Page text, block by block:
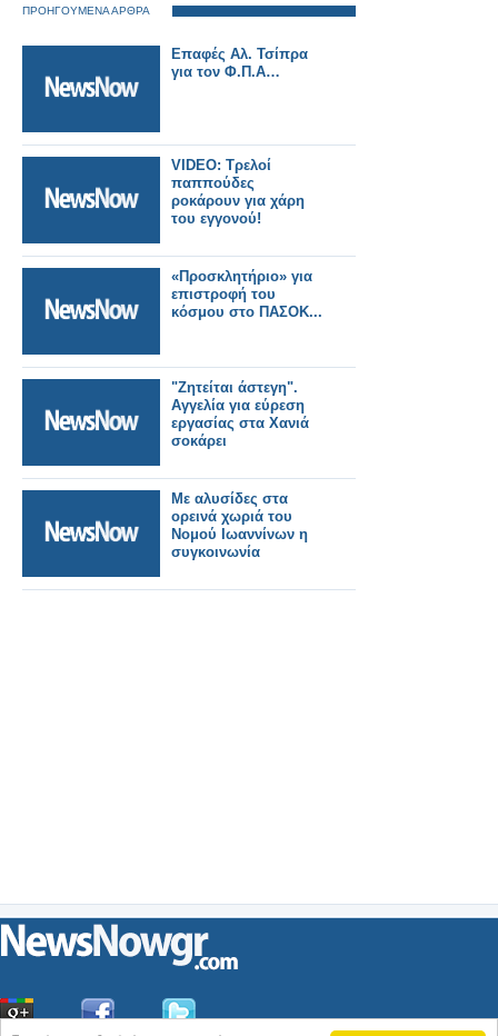
ΠΡΟΗΓΟΥΜΕΝΑ ΑΡΘΡΑ
Επαφές Αλ. Τσίπρα
για τον Φ.Π.Α…
VIDEO: Τρελοί
παππούδες
ροκάρουν για χάρη
του εγγονού!
«Προσκλητήριο» για
επιστροφή του
κόσμου στο ΠΑΣΟΚ...
"Ζητείται άστεγη".
Αγγελία για εύρεση
εργασίας στα Χανιά
σοκάρει
Με αλυσίδες στα
ορεινά χωριά του
Νομού Ιωαννίνων η
συγκοινωνία